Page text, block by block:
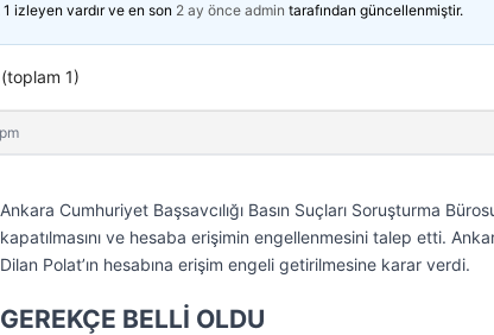
izleyen vardır ve en son 2 ay önce admin tarafından güncellenmiştir.
1)
Ankara Cumhuriyet Başsavcılığı Basın Suçları Soruşturma
kapatılmasını ve hesaba erişimin engellenmesini talep etti.
Dilan Polat’ın hesabına erişim engeli getirilmesine karar verdi.
GEREKÇE BELLİ OLDU